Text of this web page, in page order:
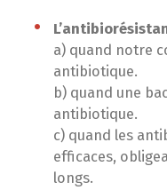
a) quand notre
antibiotique.
b) quand une
antibiotique.
c) quand les
efficaces,
longs.